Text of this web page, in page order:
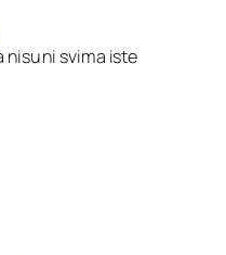
nisu ni svima iste